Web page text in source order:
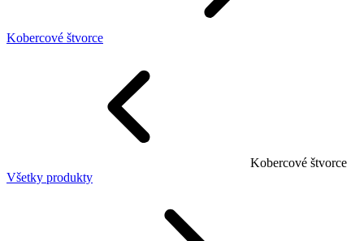
Kobercové štvorce
Kobercové štvorce
Všetky produkty